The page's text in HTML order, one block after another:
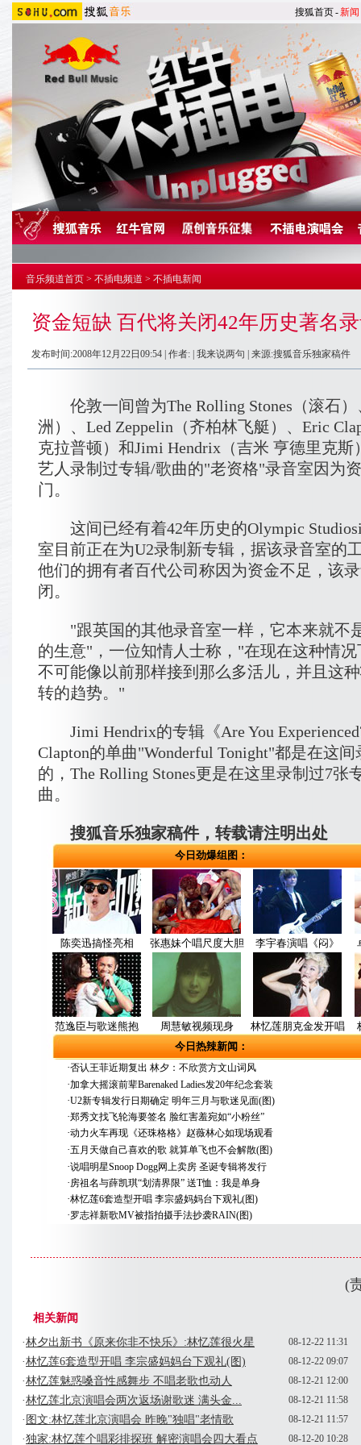
搜狐首页-新闻
音乐频道首页 > 不插电频道 > 不插电新闻
资金短缺 百代将关闭42年历史著名
发布时间:2008年12月22日09:54 | 作者: | 我来说两句 | 来源:搜狐音乐独家稿件
伦敦一间曾为The Rolling Stones（滚石）
洲）、Led Zeppelin（齐柏林飞艇）、Eric
克拉普顿）和Jimi Hendrix（吉米 亨德里克斯
艺人录制过专辑/歌曲的"老资格"录音室因为
门。
这间已经有着42年历史的Olympic
室目前正在为U2录制新专辑，据该录音室的
他们的拥有者百代公司称因为资金不足，该
闭。
"跟英国的其他录音室一样，它本来就不
的生意"，一位知情人士称，"在现在这种情
不可能像以前那样接到那么多活儿，并且这
转的趋势。"
Jimi Hendrix的专辑《Are You
Clapton的单曲"Wonderful Tonight"都是在这
的，The Rolling Stones更是在这里录制过7张
曲。
搜狐音乐独家稿件，转载请注明出处
今日劲爆组图：
陈奕迅搞怪亮相 张惠妹个唱尺度大胆 李宇春演唱《闷》
范逸臣与歌迷熊抱 周慧敏视频现身 林忆莲朋克金发开唱
今日热辣新闻：
·否认王菲近期复出 林夕：不欣赏方文山词风
·加拿大摇滚前辈Barenaked Ladies发20年纪念套装
·U2新专辑发行日期确定 明年三月与歌迷见面(图)
·郑秀文找飞轮海要签名 脸红害羞宛如“小粉丝”
·动力火车再现《还珠格格》赵薇林心如现场观看
·五月天做自己喜欢的歌 就算单飞也不会解散(图)
·说唱明星Snoop Dogg网上卖房 圣诞专辑将发行
·房祖名与薛凯琪“划清界限” 送T恤：我是单身
·林忆莲6套造型开唱 李宗盛妈妈台下观礼(图)
·罗志祥新歌MV被指拍摄手法抄袭RAIN(图)
(
相关新闻
08-12-22 11:31
·林夕出新书《原来你非不快乐》:林忆莲很火星
08-12-22 09:07
·林忆莲6套造型开唱 李宗盛妈妈台下观礼(图)
08-12-21 12:00
·林忆莲魅惑嗓音性感舞步 不唱老歌也动人
08-12-21 11:58
·林忆莲北京演唱会两次返场谢歌迷 满头金...
08-12-21 11:57
· 图文:林忆莲北京演唱会 昨晚"独唱"老情歌
08-12-20 10:28
·独家:林忆莲个唱彩排探班 解密演唱会四大看点